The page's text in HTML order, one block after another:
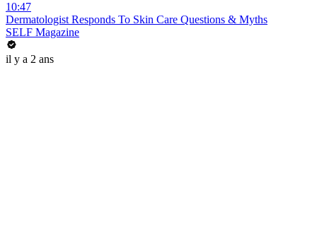
10:47
Dermatologist Responds To Skin Care Questions & Myths
SELF Magazine
il y a 2 ans